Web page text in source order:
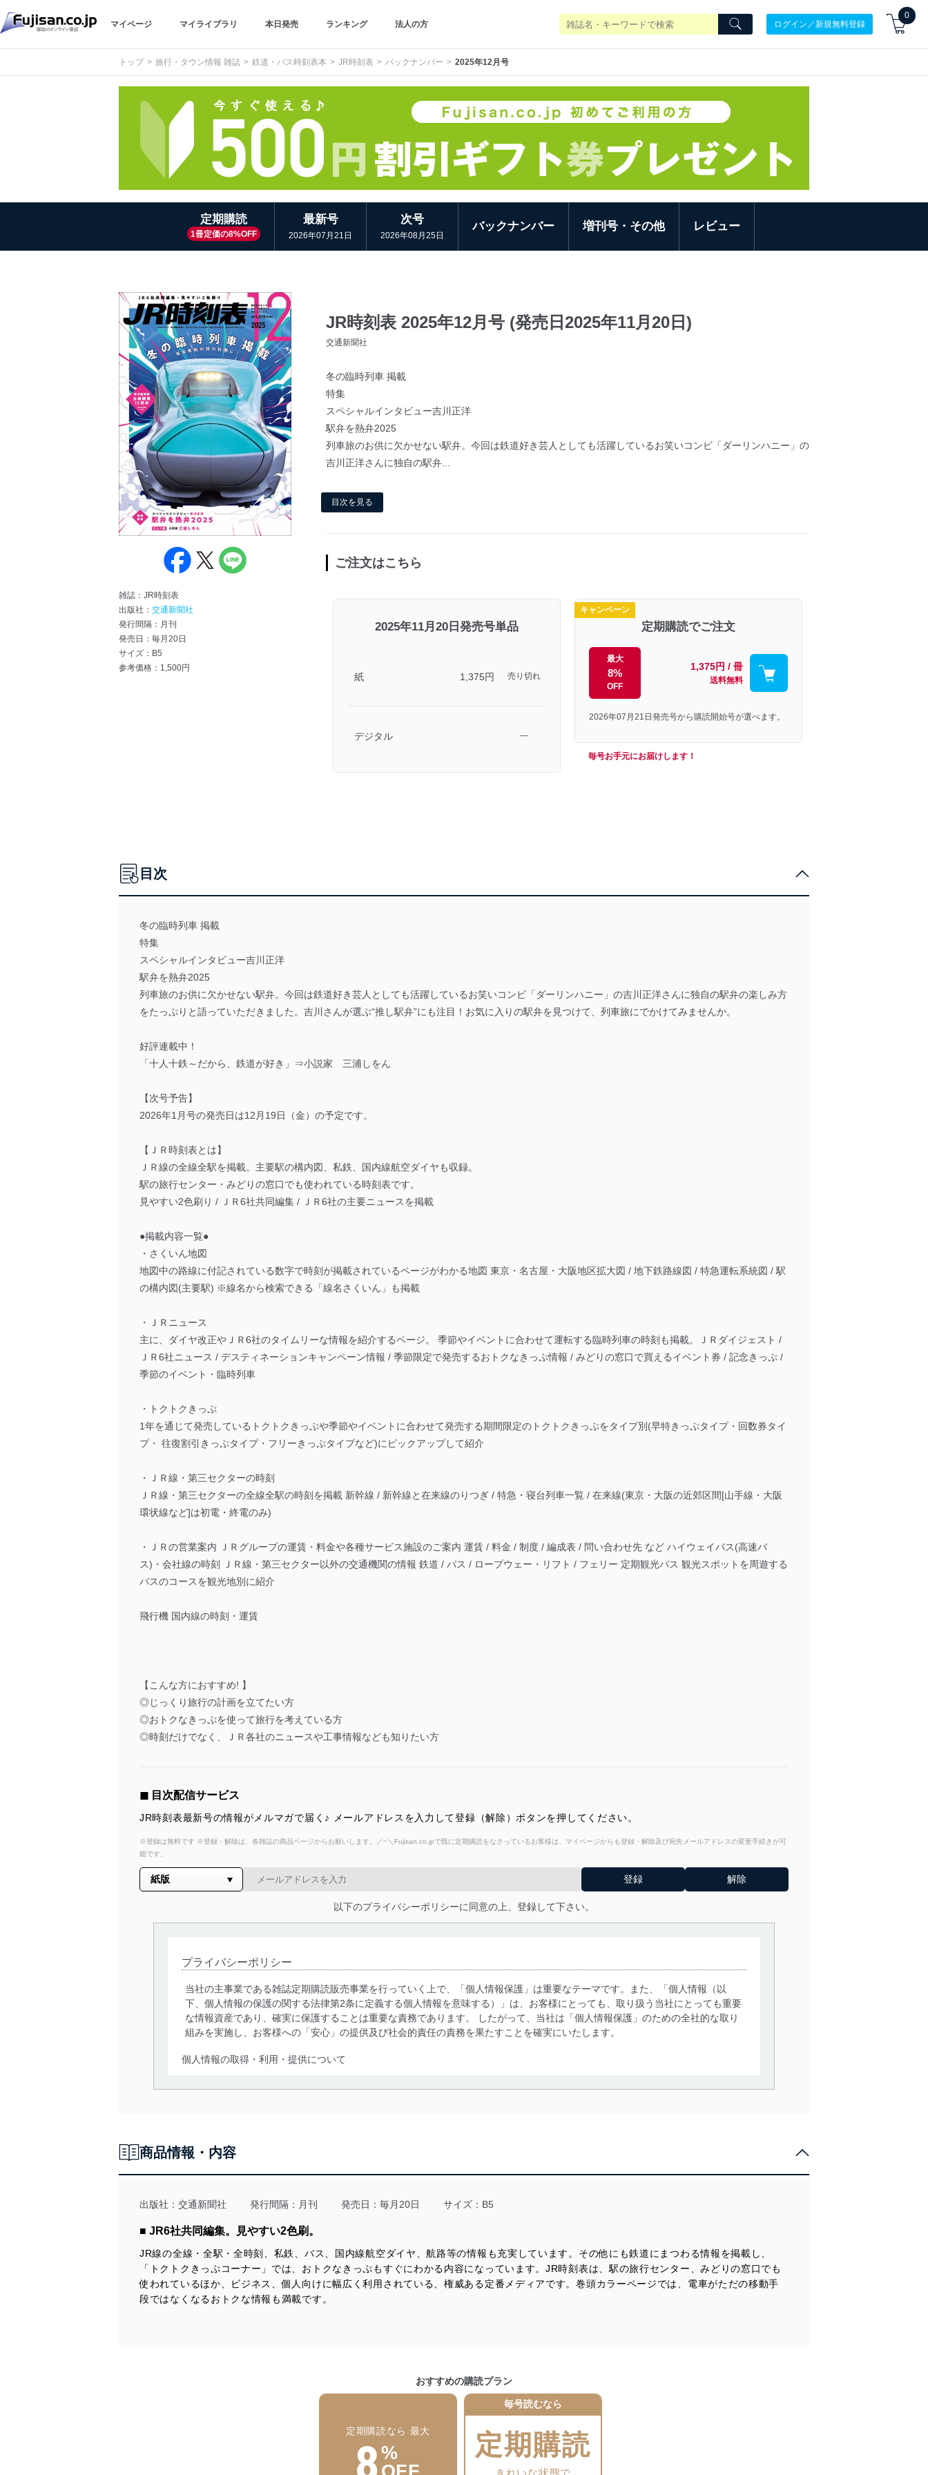
マイページ マイライブラリ 本日発売 ランキング 法人の方 ログイン／新規無料登録
0
トップ 旅行・タウン情報 雑誌 鉄道・バス時刻表本 JR時刻表 バックナンバー 2025年12月号
定期購読
1冊定価の8%OFF
最新号
2026年07月21日
次号
2026年08月25日
バックナンバー 増刊号・その他 レビュー
雑誌：JR時刻表
出版社： 交通新聞社
発行間隔：月刊
発売日：毎月20日
サイズ：B5
参考価格：1,500円
JR時刻表 2025年12月号 (発売日2025年11月20日)
交通新聞社
冬の臨時列車 掲載
特集
スペシャルインタビュー吉川正洋
駅弁を熱弁2025
列車旅のお供に欠かせない駅弁。今回は鉄道好き芸人としても活躍しているお笑いコンビ「ダーリンハニー」の
吉川正洋さんに独自の駅弁...
目次を見る
ご注文はこちら
2025年11月20日発売号単品
紙 1,375円 売り切れ
デジタル ―
キャンペーン
定期購読でご注文
最大
8%
OFF
1,375円 / 冊
送料無料
2026年07月21日発売号から購読開始号が選べます。
毎号お手元にお届けします！
目次
冬の臨時列車 掲載
特集
スペシャルインタビュー吉川正洋
駅弁を熱弁2025
列車旅のお供に欠かせない駅弁。今回は鉄道好き芸人としても活躍しているお笑いコンビ「ダーリンハニー」の吉川正洋さんに独自の駅弁の楽しみ方
をたっぷりと語っていただきました。吉川さんが選ぶ“推し駅弁”にも注目！お気に入りの駅弁を見つけて、列車旅にでかけてみませんか。
好評連載中！
「十人十鉄～だから、鉄道が好き」⇒小説家 三浦しをん
【次号予告】
2026年1月号の発売日は12月19日（金）の予定です。
【ＪＲ時刻表とは】
ＪＲ線の全線全駅を掲載。主要駅の構内図、私鉄、国内線航空ダイヤも収録。
駅の旅行センター・みどりの窓口でも使われている時刻表です。
見やすい2色刷り / ＪＲ6社共同編集 / ＪＲ6社の主要ニュースを掲載
●掲載内容一覧●
・さくいん地図
地図中の路線に付記されている数字で時刻が掲載されているページがわかる地図 東京・名古屋・大阪地区拡大図 / 地下鉄路線図 / 特急運転系統図 / 駅
の構内図(主要駅) ※線名から検索できる「線名さくいん」も掲載
・ＪＲニュース
主に、ダイヤ改正やＪＲ6社のタイムリーな情報を紹介するページ。 季節やイベントに合わせて運転する臨時列車の時刻も掲載。ＪＲダイジェスト /
ＪＲ6社ニュース / デスティネーションキャンペーン情報 / 季節限定で発売するおトクなきっぷ情報 / みどりの窓口で買えるイベント券 / 記念きっぷ /
季節のイベント・臨時列車
・トクトクきっぷ
1年を通じて発売しているトクトクきっぷや季節やイベントに合わせて発売する期間限定のトクトクきっぷをタイプ別(早特きっぷタイプ・回数券タイ
プ・ 往復割引きっぷタイプ・フリーきっぷタイプなど)にピックアップして紹介
・ＪＲ線・第三セクターの時刻
ＪＲ線・第三セクターの全線全駅の時刻を掲載 新幹線 / 新幹線と在来線のりつぎ / 特急・寝台列車一覧 / 在来線(東京・大阪の近郊区間[山手線・大阪
環状線など]は初電・終電のみ)
・ＪＲの営業案内 ＪＲグループの運賃・料金や各種サービス施設のご案内 運賃 / 料金 / 制度 / 編成表 / 問い合わせ先 など ハイウェイバス(高速バ
ス)・会社線の時刻 ＪＲ線・第三セクター以外の交通機関の情報 鉄道 / バス / ロープウェー・リフト / フェリー 定期観光バス 観光スポットを周遊する
バスのコースを観光地別に紹介
飛行機 国内線の時刻・運賃
【こんな方におすすめ! 】
◎じっくり旅行の計画を立てたい方
◎おトクなきっぷを使って旅行を考えている方
◎時刻だけでなく、ＪＲ各社のニュースや工事情報なども知りたい方
◼︎ 目次配信サービス
JR時刻表最新号の情報がメルマガで届く♪ メールアドレスを入力して登録（解除）ボタンを押してください。
※登録は無料です ※登録・解除は、各雑誌の商品ページからお願いします。／~＼Fujisan.co.jpで既に定期購読をなさっているお客様は、マイページからも登録・解除及び宛先メールアドレスの変更手続きが可
能です。
以下のプライバシーポリシーに同意の上、登録して下さい。
プライバシーポリシー
当社の主事業である雑誌定期購読販売事業を行っていく上で、「個人情報保護」は重要なテーマです。また、「個人情報（以
下、個人情報の保護の関する法律第2条に定義する個人情報を意味する）」は、お客様にとっても、取り扱う当社にとっても重要
な情報資産であり、確実に保護することは重要な責務であります。 したがって、当社は「個人情報保護」のための全社的な取り
組みを実施し、お客様への「安心」の提供及び社会的責任の責務を果たすことを確実にいたします。
個人情報の取得・利用・提供について
当社は、個人情報の取得・利用・提供に際して、その利用目的を明確にし、本人の同意を得たうえで利用目的の達成に必要な範
法令遵守
令及びその他の規範を常に適合させます。
個人情報の安全管理措置
当社は、個人情報の正確性及び安全性を確保するために、下記セキュリティ対策をはじめとする安全対策を実施し、個人情報の
漏えい、滅失またはき損の防止及び是正に努めます。
アクセス制御
個人データを取り扱うことのできる機器及び当該機器を取り扱う従業者を明確化し、 個人データへの不要なアクセスを防止
システムを使用する従業者を識別・認証しています。
個人データを取り扱う機器等のオペレーティングシステムを最新の状態に保持しています。
個人データを取り扱う機器等にセキュリティ対策ソフトウェア等を導入し、自動更新 機能等の活用により、これを最新状態
商品情報・内容
出版社： 交通新聞社 発行間隔：月刊 発売日：毎月20日 サイズ：B5
■ JR6社共同編集。見やすい2色刷。
JR線の全線・全駅・全時刻、私鉄、バス、国内線航空ダイヤ、航路等の情報も充実しています。その他にも鉄道にまつわる情報を掲載し、
「トクトクきっぷコーナー」では、おトクなきっぷもすぐにわかる内容になっています。JR時刻表は、駅の旅行センター、みどりの窓口でも
使われているほか、ビジネス、個人向けに幅広く利用されている、権威ある定番メディアです。巻頭カラーページでは、電車がただの移動手
段ではなくなるおトクな情報も満載です。
おすすめの購読プラン
定期購読なら 最大
%
毎号読むなら
定期購読
きれいな状態で